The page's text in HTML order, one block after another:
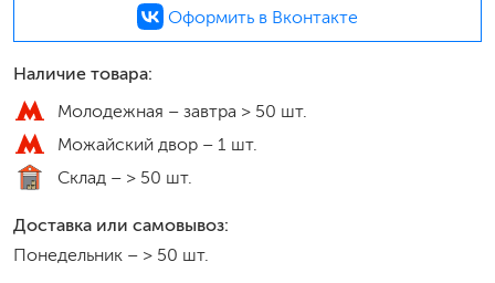
Оформить в Вконтакте
Наличие товара:
Молодежная – завтра > 50 шт.
Можайский двор – 1 шт.
Склад – > 50 шт.
Доставка или самовывоз:
Понедельник – > 50 шт.